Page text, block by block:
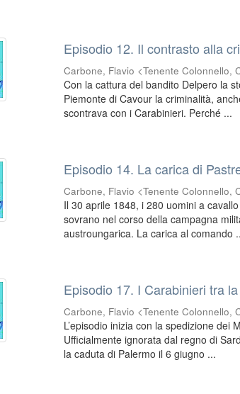
Episodio 12. Il contrasto alla
Carbone, Flavio <Tenente Colonnello,
Con la cattura del bandito Delpero la
Piemonte di Cavour la criminalità,
scontrava con i Carabinieri. Perché ...
Episodio 14. La carica di
Carbone, Flavio <Tenente Colonnello,
Il 30 aprile 1848, i 280 uomini a
sovrano nel corso della campagna
austroungarica. La carica al comando
Episodio 17. I Carabinieri tra
Carbone, Flavio <Tenente Colonnello,
L’episodio inizia con la spedizione dei
Ufficialmente ignorata dal regno di
la caduta di Palermo il 6 giugno ...